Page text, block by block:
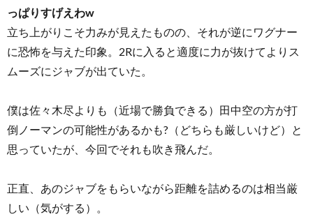
っぱりすげえわw
立ち上がりこそ力みが見えたものの、それが逆にワグナー
に恐怖を与えた印象。2Rに入ると適度に力が抜けてよりス
ムーズにジャブが出ていた。
僕は佐々木尽よりも（近場で勝負できる）田中空の方が打
倒ノーマンの可能性があるかも?（どちらも厳しいけど）と
思っていたが、今回でそれも吹き飛んだ。
正直、あのジャブをもらいながら距離を詰めるのは相当厳
しい（気がする）。